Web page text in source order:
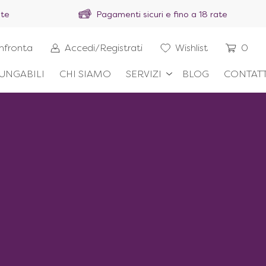
Pagamenti sicuri e fino a 18 rate
CHI SIAMO SERVIZI BLOG
Accedi/Registrati Wishlist 0